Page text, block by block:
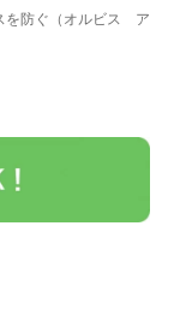
を防ぐ（オルビス ア